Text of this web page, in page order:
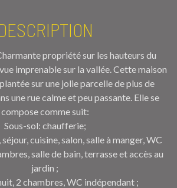
propriété sur les hauteurs du
imprenable sur la vallée. Cette maison
sur une jolie parcelle de plus de
une rue calme et peu passante. Elle se
compose comme suit:
Sous-sol: chaufferie;
cuisine, salon, salle à manger, WC
salle de bain, terrasse et accès au
jardin ;
2 chambres, WC indépendant ;